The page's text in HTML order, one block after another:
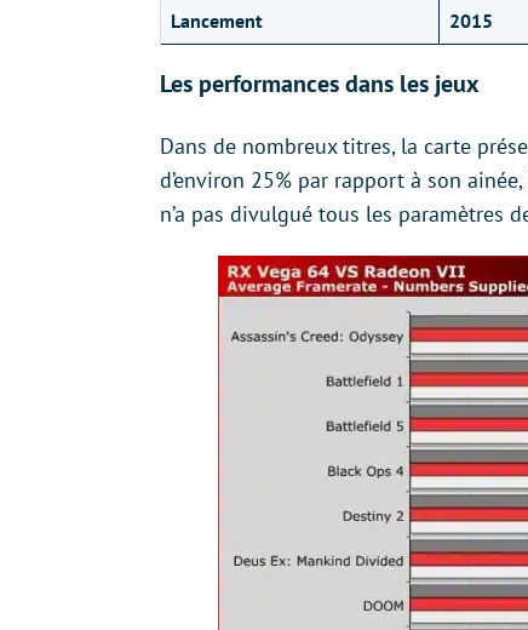
Lancement
2015
Les performances dans les jeux
Dans de nombreux titres, la carte
d’environ 25% par rapport à son
n’a pas divulgué tous les paramètres